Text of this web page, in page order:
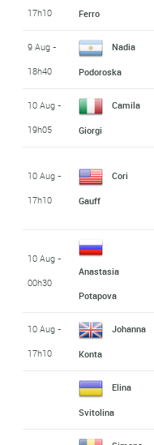
17h10
Ferro
9 Aug -
18h40
Nadia
Podoroska
10 Aug -
19h05
Camila
Giorgi
10 Aug -
17h10
Cori
Gauff
10 Aug -
00h30
Anastasia
Potapova
10 Aug -
17h10
Johanna
Konta
Elina
Svitolina